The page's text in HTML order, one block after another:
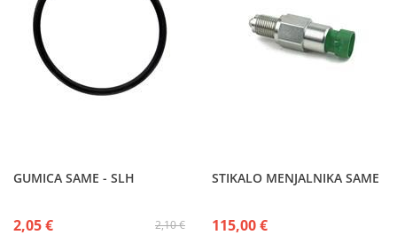
GUMICA SAME - SLH
2,10 €
2,05 €
STIKALO MENJALNIKA SAME
115,00 €